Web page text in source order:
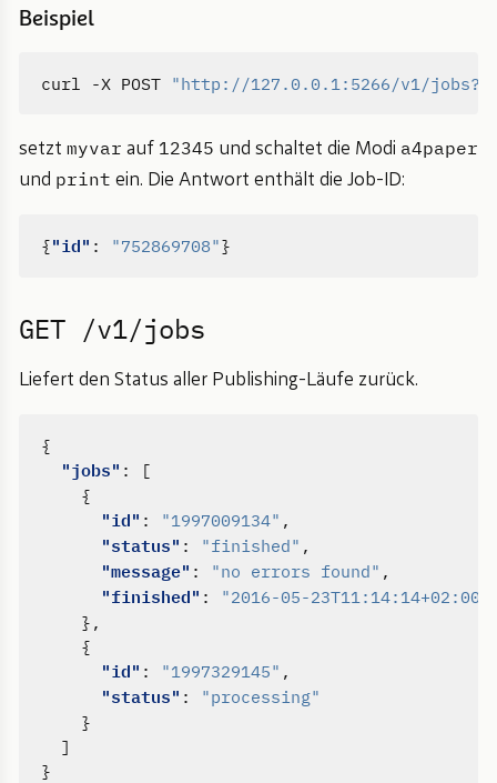
Beispiel
curl -X POST "http://127.0.0.1:5266/v1/
setzt myvar auf 12345 und schaltet die Modi a4paper
und print ein. Die Antwort enthält die Job-ID:
{"id" : "752869708"}
GET /v1/jobs
Liefert den Status aller Publishing-Läufe zurück.
{
"jobs" :
[
{
"id" : "1997009134" ,
"status" : "finished" ,
"message" : "no errors found" ,
"finished" :
"2016-05-23T11:14:14+02:00"
},
{
"id" : "1997329145" ,
"status" :
"processing"
}
]
}